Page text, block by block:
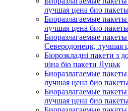
лучшая цена био
Биоразлагаемые
лучшая цена био
Биоразлагаемые пакеты
Северодонецк, лучшая
Біорозкладні пакети з
ціна біо пакети Луцьк
Биоразлагаемые
лучшая цена био
Биоразлагаемые
лучшая цена био